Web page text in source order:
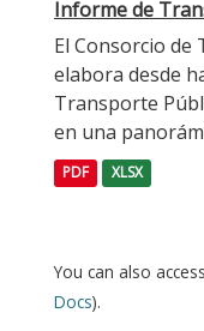
Informe de
El Consorcio de
elabora desde
Transporte
en una
PDF XLSX
You can also
Docs).